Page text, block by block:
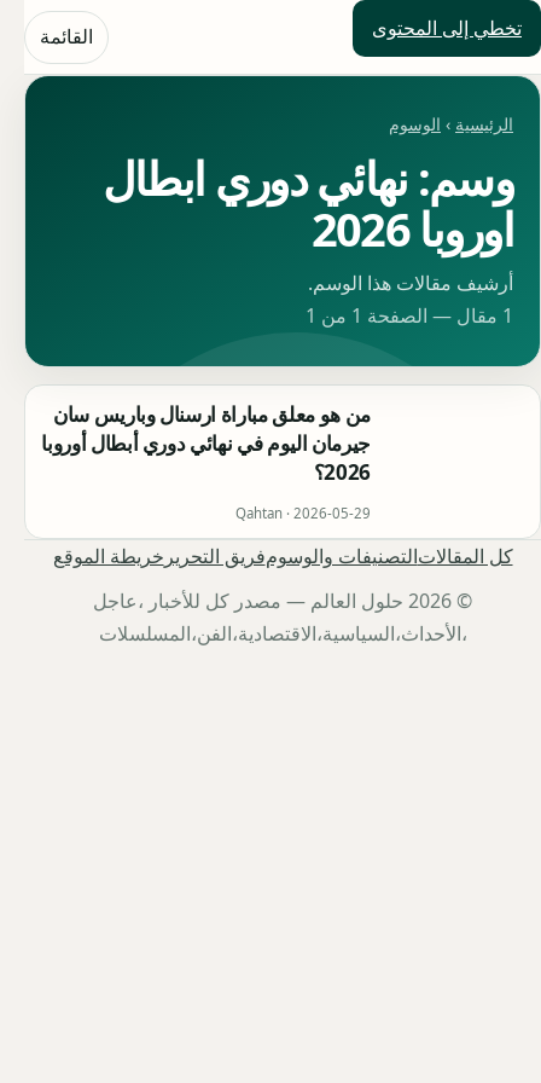
تخطي إلى المحتوى
حلول العالم القائمة
الرئيسية › الوسوم
وسم: نهائي دوري ابطال
اوروبا 2026
أرشيف مقالات هذا الوسم.
1 مقال — الصفحة 1 من 1
من هو معلق مباراة ارسنال وباريس سان
جيرمان اليوم في نهائي دوري أبطال أوروبا
2026؟
Qahtan · 2026-05-29
كل المقالاتالتصنيفات والوسومفريق التحرير خريطة الموقع
© 2026 حلول العالم — مصدر كل للأخبار ،عاجل
،الأحداث،السياسية،الاقتصادية،الفن،المسلسلات